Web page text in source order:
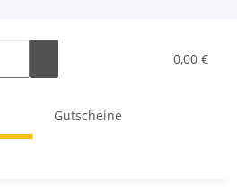
0,00 €
Gutscheine